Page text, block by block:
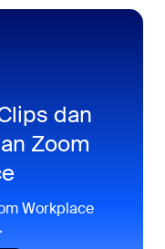
dan
Zoom
Workplace